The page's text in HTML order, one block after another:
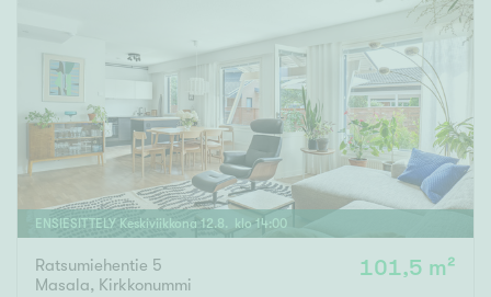
ENSIESITTELY Keskiviikkona 12.8 . klo 14:00
Ratsumiehentie 5
Masala, Kirkkonummi
101,5 m²